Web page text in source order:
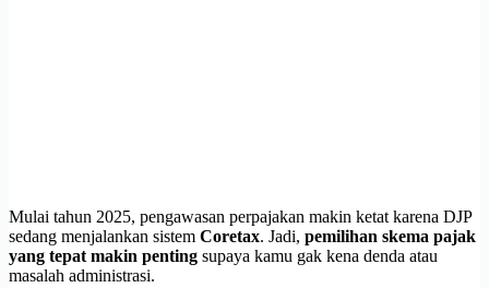
Mulai tahun 2025, pengawasan perpajakan makin ketat karena DJP
sedang menjalankan sistem Coretax. Jadi, pemilihan skema pajak
yang tepat makin penting supaya kamu gak kena denda atau
masalah administrasi.